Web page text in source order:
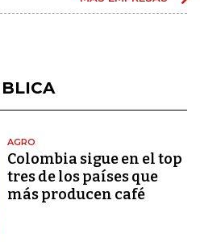
AGRO
Colombia sigue en el top
tres de los países que
más producen café